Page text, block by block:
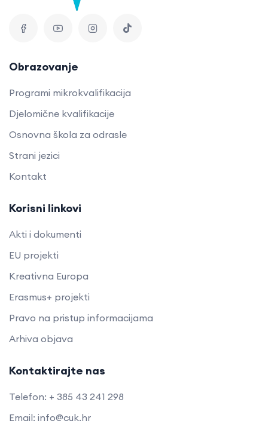
Obrazovanje
Programi mikrokvalifikacija
Djelomične kvalifikacije
Osnovna škola za odrasle
Strani jezici
Kontakt
Korisni linkovi
Akti i dokumenti
EU projekti
Kreativna Europa
Erasmus+ projekti
​​​​​​​Pravo na pristup informacijama
Arhiva objava
Kontaktirajte nas
Telefon: + 385 43 241 298
Email: info@cuk.hr